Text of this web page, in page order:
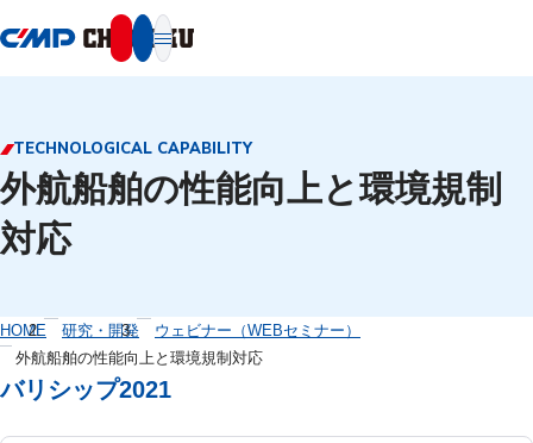
TECHNOLOGICAL CAPABILITY
外航船舶の性能向上と環境規制
対応
HOME 研究・開発
ウェビナー（WEBセミナー）
外航船舶の性能向上と環境規制対応
バリシップ2021